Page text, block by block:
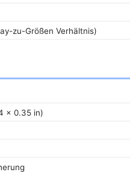
zu-Größen Verhältnis)
x 0.35 in)